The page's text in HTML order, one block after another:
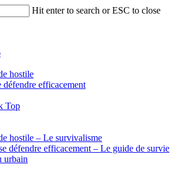
Hit enter to search or ESC to close
hostile
défendre efficacement
Top
hostile – Le survivalisme
défendre efficacement – Le guide de survie
urbain